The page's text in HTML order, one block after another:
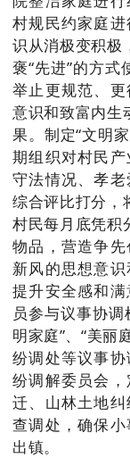
村规民约家庭
识从消极变积极
褒“先进”的方式
举止更规范、
意识和致富内生
果。制定“文明
期组织对村民
守法情况、孝
综合评比打分，
村民每月底凭积
物品，营造争
新风的思想意
提升安全感和
员参与议事协
明家庭”、“美丽
纷调处等议事
纷调解委员会
迁、山林土地
查调处，确保
出镇。